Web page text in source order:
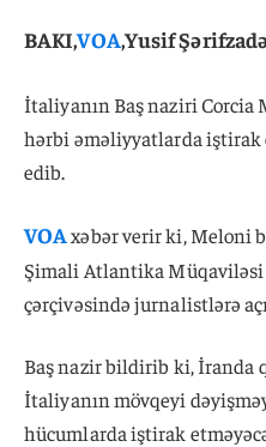
BAKI,VOA,Yusif
İtaliyanın Baş naziri
hərbi əməliyyatlarda iştirak
edib.
VOAxəbər verir ki, Meloni
Şimali Atlantika Müqaviləsi
çərçivəsində jurnalistlərə
Baş nazir bildirib ki, İranda
İtaliyanın mövqeyi
hücumlarda iştirak